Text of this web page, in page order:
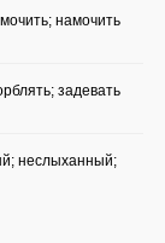
намочить
задевать
неслыханный;